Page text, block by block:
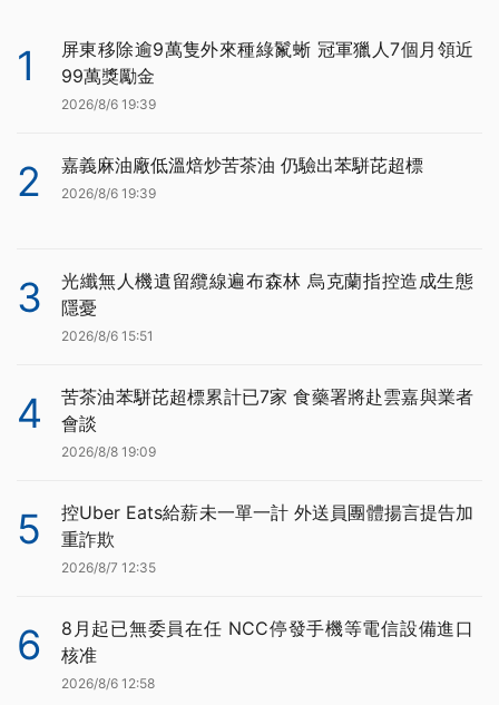
1
屏東移除逾9萬隻外來種綠鬣蜥 冠軍獵人7個月領近
99萬獎勵金
2026/8/6 19:39
2 嘉義麻油廠低溫焙炒苦茶油 仍驗出苯駢芘超標
2026/8/6 19:39
3
光纖無人機遺留纜線遍布森林 烏克蘭指控造成生態
隱憂
2026/8/6 15:51
4
苦茶油苯駢芘超標累計已7家 食藥署將赴雲嘉與業者
會談
2026/8/8 19:09
5
控Uber Eats給薪未一單一計 外送員團體揚言提告加
重詐欺
2026/8/7 12:35
6
8月起已無委員在任 NCC停發手機等電信設備進口
核准
2026/8/6 12:58